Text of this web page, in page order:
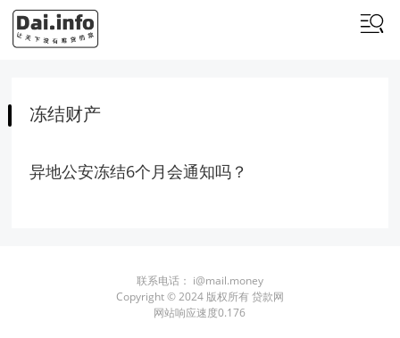
冻结财产
异地公安冻结6个月会通知吗？
联系电话： i@mail.money
Copyright © 2024 版权所有 贷款网
网站响应速度0.176